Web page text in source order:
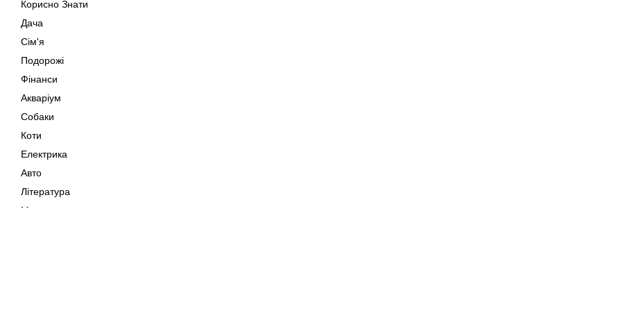
Корисно Знати
Дача
Сім'я
Подорожі
Фінанси
Акваріум
Собаки
Коти
Електрика
Авто
Література
Музика